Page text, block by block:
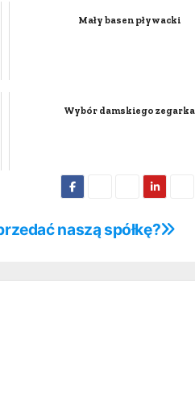
Mały basen pływacki
Wybór damskiego zegarka
naszą spółkę?